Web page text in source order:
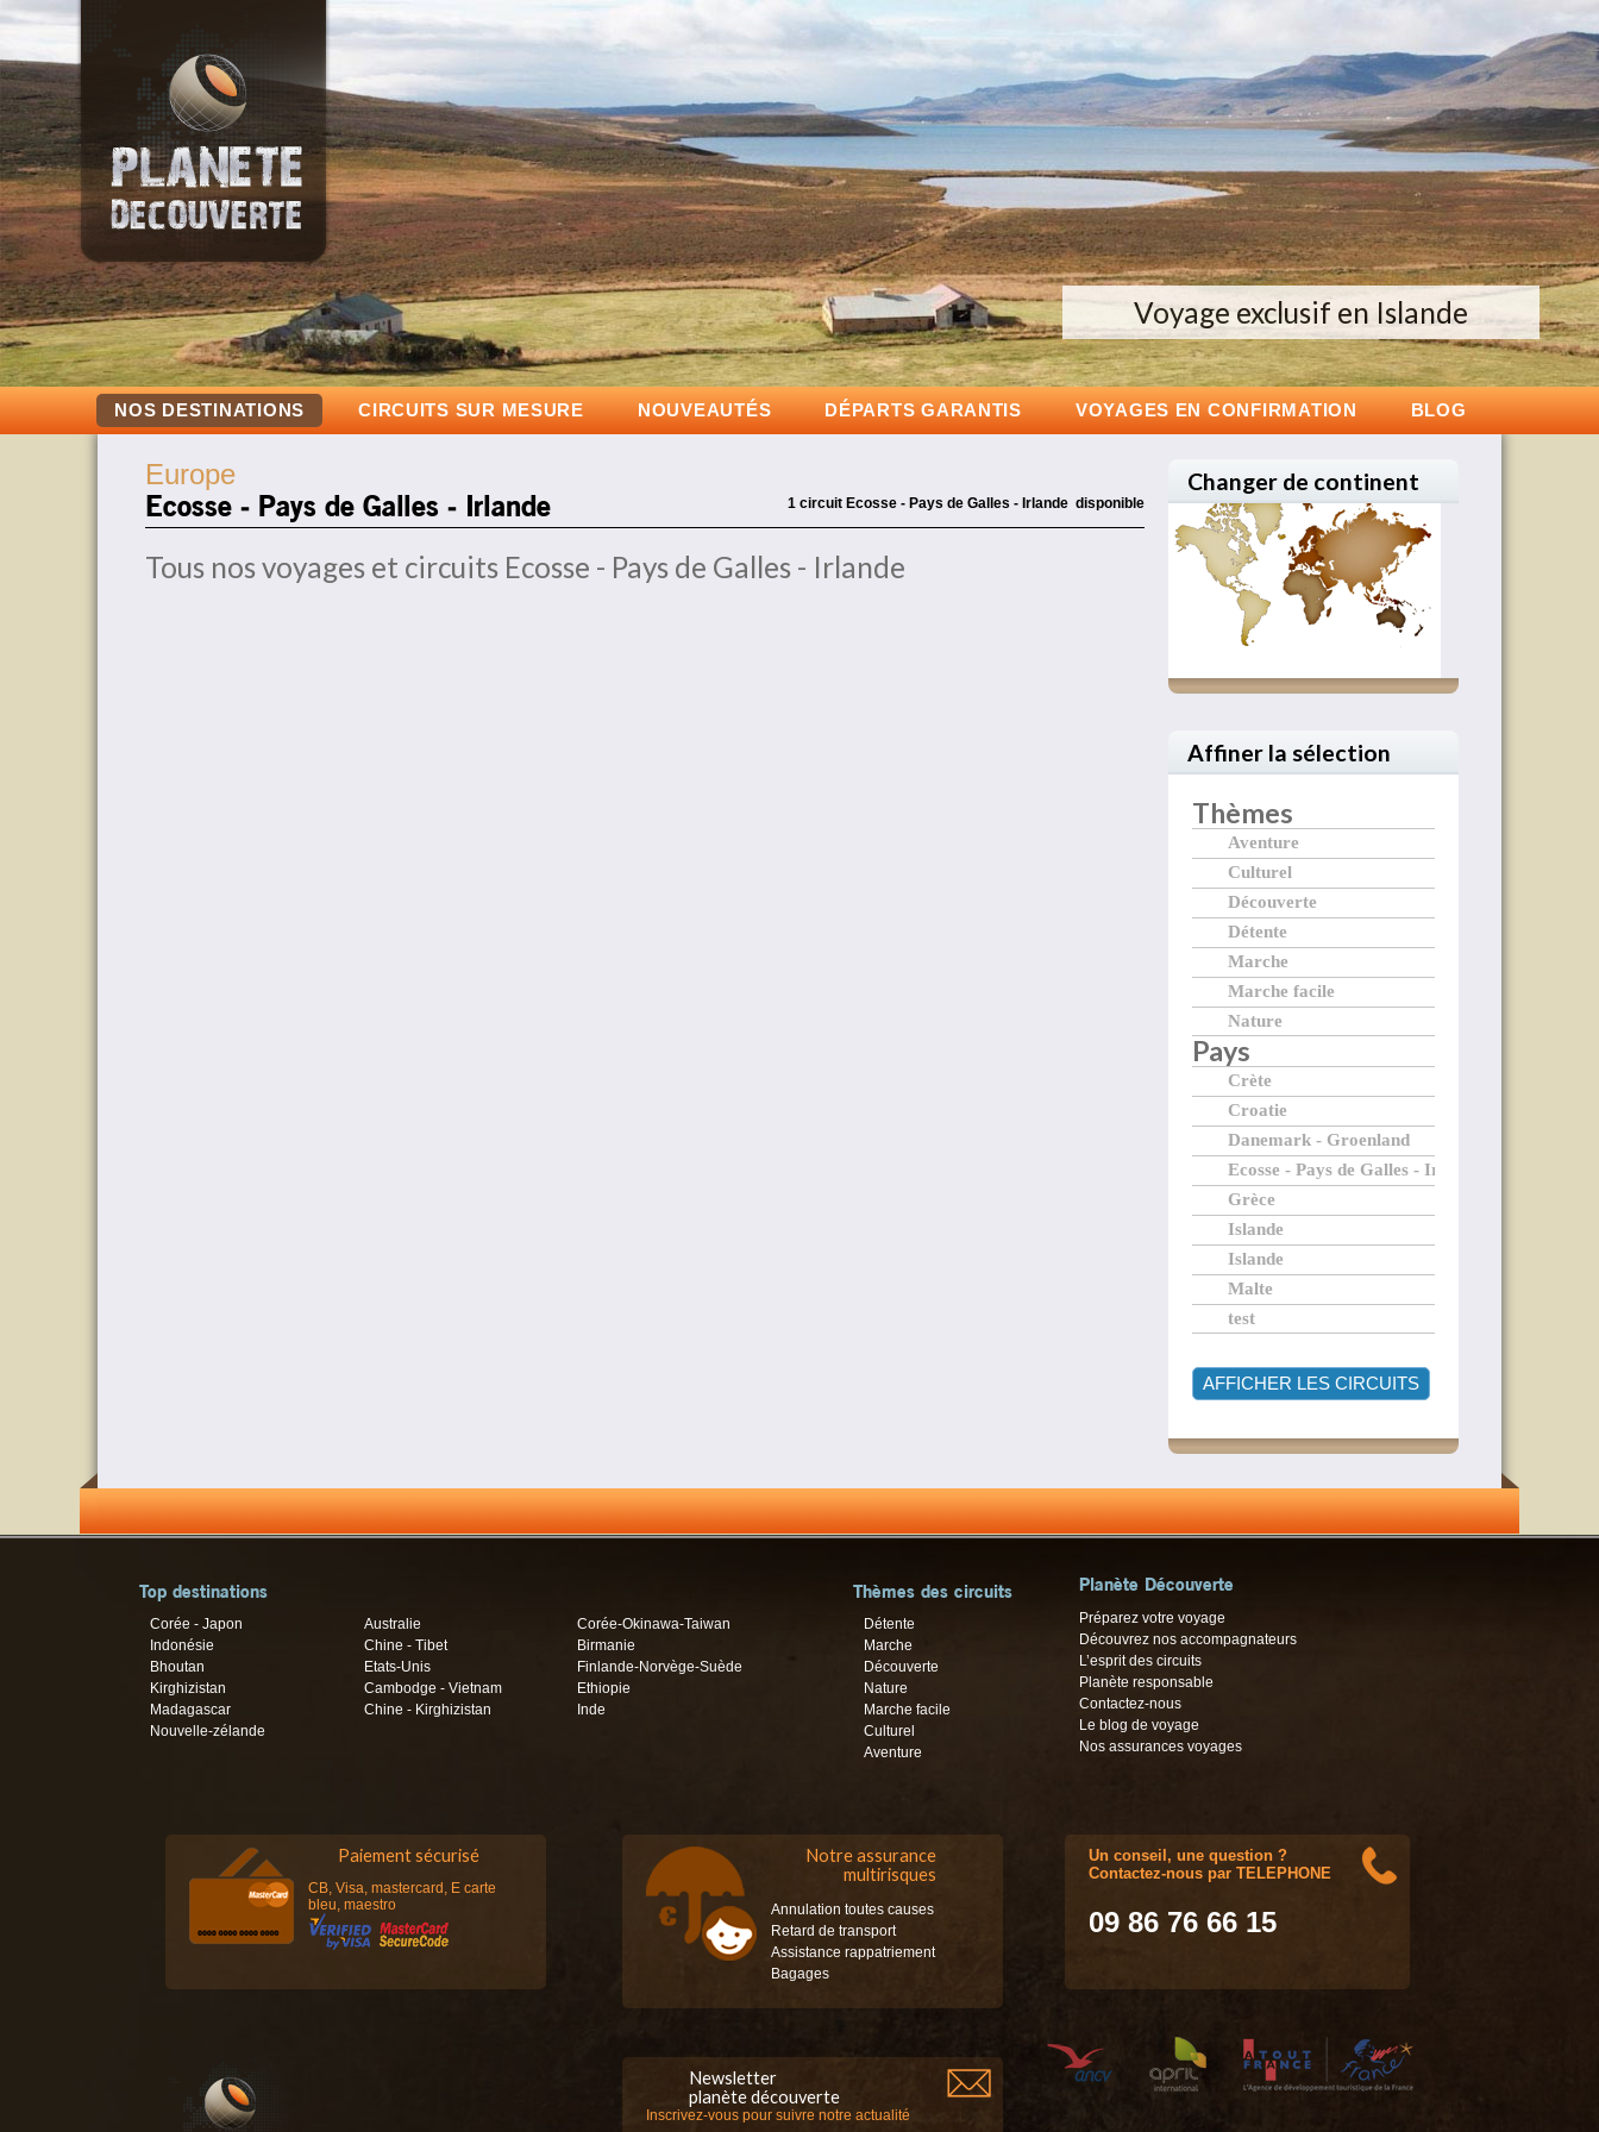
Découvrez nos voyages au Japon
Partez à la découverte de la Nouvelle-Zélande
Voyage exclusif en Islande
NOS DESTINATIONS CIRCUITS SUR MESURE NOUVEAUTÉS DÉPARTS GARANTIS VOYAGES EN CONFIRMATION BLOG
Europe
Ecosse - Pays de Galles - Irlande 1 circuit Ecosse - Pays de Galles - Irlande disponible
Tous nos voyages et circuits Ecosse - Pays de Galles - Irlande
Changer de continent
Affiner la sélection
Thèmes
Aventure
Culturel
Découverte
Détente
Marche
Marche facile
Nature
Pays
Crète
Croatie
Danemark - Groenland
Ecosse - Pays de Galles - Irlande
Grèce
Islande
Islande
Malte
test
Top destinations
Corée - Japon Australie
Corée-Okinawa-Taiwan
Indonésie
Chine - Tibet
Birmanie
Bhoutan
Etats-Unis
Finlande-Norvège-Suède
Kirghizistan
Cambodge - Vietnam
Ethiopie
Madagascar
Chine - Kirghizistan
Inde
Nouvelle-zélande
Thèmes des circuits
Détente
Marche
Découverte
Nature
Marche facile
Culturel
Aventure
Planète Découverte
Préparez votre voyage
Découvrez nos accompagnateurs
L’esprit des circuits
Planète responsable
Contactez-nous
Le blog de voyage
Nos assurances voyages
Paiement sécurisé
CB, Visa, mastercard, E carte
bleu, maestro
Notre assurance
multirisques
Annulation toutes causes
Retard de transport
Assistance rappatriement
Bagages
Un conseil, une question ?
Contactez-nous par TELEPHONE
09 86 76 66 15
Newsletter
planète découverte
Inscrivez-vous pour suivre notre actualité